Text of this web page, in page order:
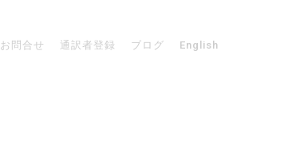
お問合せ 通訳者登録 ブログ English